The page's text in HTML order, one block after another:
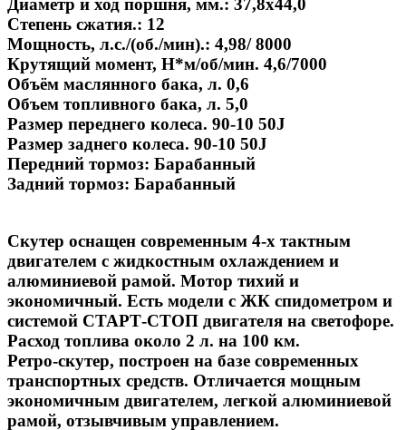
Диаметр и ход поршня, мм.: 37,8x44,0
Степень сжатия.: 12
Мощность, л.с./(об./мин).: 4,98/ 8000
Крутящий момент, H*м/об/мин. 4,6/7000
Объём маслянного бака, л. 0,6
Объем топливного бака, л. 5,0
Размер переднего колеса. 90-10 50J
Размер заднего колеса. 90-10 50J
Передний тормоз: Барабанный
Задний тормоз: Барабанный
Скутер оснащен современным 4-х тактным
двигателем с жидкостным охлаждением и
алюминиевой рамой. Мотор тихий и
экономичный. Есть модели с ЖК спидометром и
системой СТАРТ-СТОП двигателя на светофоре.
Расход топлива около 2 л. на 100 км.
Ретро-скутер, построен на базе современных
транспортных средств. Отличается мощным
экономичным двигателем, легкой алюминиевой
рамой, отзывчивым управлением.